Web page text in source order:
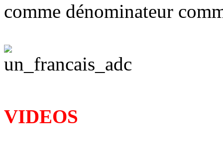
comme dénominateur
VIDEOS